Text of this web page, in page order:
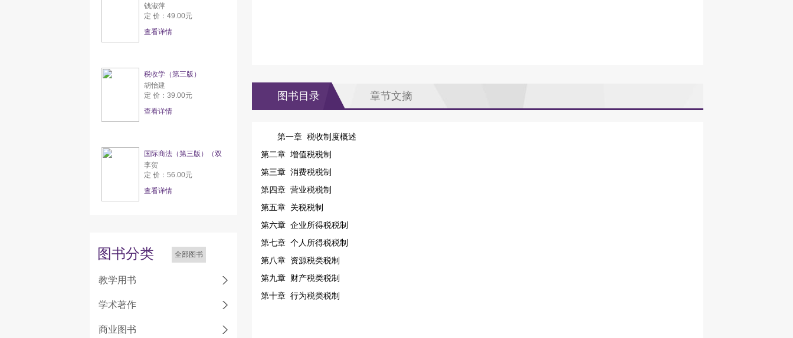
钱淑萍
定 价：49.00元
查看详情
税收学（第三版）
胡怡建
定 价：39.00元
查看详情
国际商法（第三版）（双
李贺
定 价：56.00元
查看详情
图书分类 全部图书
教学用书
学术著作
商业图书
图书目录 章节文摘
第一章 税收制度概述
第二章 增值税税制
第三章 消费税税制
第四章 营业税税制
第五章 关税税制
第六章 企业所得税税制
第七章 个人所得税税制
第八章 资源税类税制
第九章 财产税类税制
第十章 行为税类税制